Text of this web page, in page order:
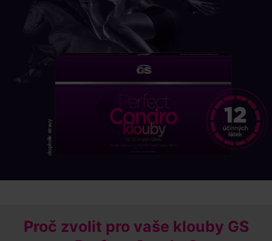
Proč zvolit pro vaše klouby GS